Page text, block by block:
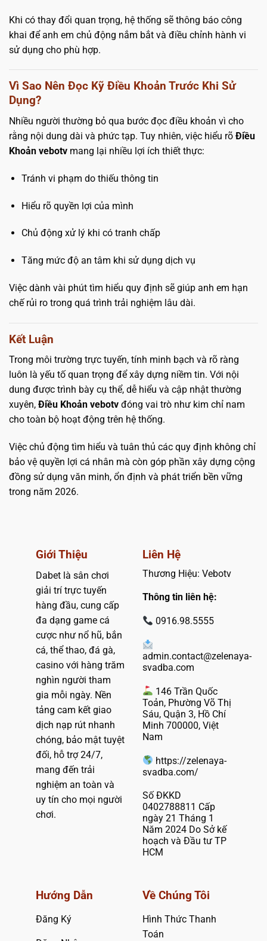
Khi có thay đổi quan trọng, hệ thống sẽ thông báo công
khai để anh em chủ động nắm bắt và điều chỉnh hành vi
sử dụng cho phù hợp.
Vì Sao Nên Đọc Kỹ Điều Khoản Trước Khi Sử
Dụng?
Nhiều người thường bỏ qua bước đọc điều khoản vì cho
rằng nội dung dài và phức tạp. Tuy nhiên, việc hiểu rõ Điều
Khoản vebotv mang lại nhiều lợi ích thiết thực:
Tránh vi phạm do thiếu thông tin
Hiểu rõ quyền lợi của mình
Chủ động xử lý khi có tranh chấp
Tăng mức độ an tâm khi sử dụng dịch vụ
Việc dành vài phút tìm hiểu quy định sẽ giúp anh em hạn
chế rủi ro trong quá trình trải nghiệm lâu dài.
Kết Luận
Trong môi trường trực tuyến, tính minh bạch và rõ ràng
luôn là yếu tố quan trọng để xây dựng niềm tin. Với nội
dung được trình bày cụ thể, dễ hiểu và cập nhật thường
xuyên, Điều Khoản vebotv đóng vai trò như kim chỉ nam
cho toàn bộ hoạt động trên hệ thống.
Việc chủ động tìm hiểu và tuân thủ các quy định không chỉ
bảo vệ quyền lợi cá nhân mà còn góp phần xây dựng cộng
đồng sử dụng văn minh, ổn định và phát triển bền vững
trong năm 2026.
Giới Thiệu
Dabet là sân chơi
giải trí trực tuyến
hàng đầu, cung cấp
đa dạng game cá
cược như nổ hũ, bắn
cá, thể thao, đá gà,
casino với hàng trăm
nghìn người tham
gia mỗi ngày. Nền
tảng cam kết giao
dịch nạp rút nhanh
chóng, bảo mật tuyệt
đối, hỗ trợ 24/7,
mang đến trải
nghiệm an toàn và
uy tín cho mọi người
chơi.
Liên Hệ
Thương Hiệu: Vebotv
Thông tin liên hệ:
0916.98.5555
admin.contact@zelenaya-
svadba.com
146 Trần Quốc
Toản, Phường Võ Thị
Sáu, Quận 3, Hồ Chí
Minh 700000, Việt
Nam
https://zelenaya-
svadba.com/
Số ĐKKD
0402788811 Cấp
ngày 21 Tháng 1
Năm 2024 Do Sở kế
hoạch và Đầu tư TP
HCM
Hướng Dẫn
Đăng Ký
Về Chúng Tôi
Hình Thức Thanh
Toán